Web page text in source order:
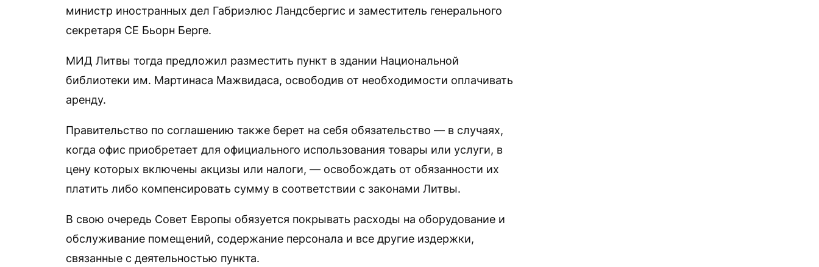
министр иностранных дел Габриэлюс Ландсбергис и заместитель генерального
секретаря СЕ Бьорн Берге.
МИД Литвы тогда предложил разместить пункт в здании Национальной
библиотеки им. Мартинаса Мажвидаса, освободив от необходимости оплачивать
аренду.
Правительство по соглашению также берет на себя обязательство — в случаях,
когда офис приобретает для официального использования товары или услуги, в
цену которых включены акцизы или налоги, — освобождать от обязанности их
платить либо компенсировать сумму в соответствии с законами Литвы.
В свою очередь Совет Европы обязуется покрывать расходы на оборудование и
обслуживание помещений, содержание персонала и все другие издержки,
связанные с деятельностью пункта.